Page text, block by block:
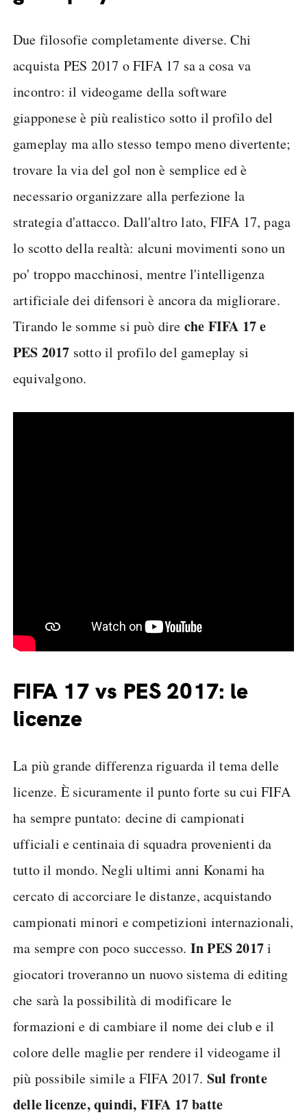
Due filosofie completamente diverse. Chi
acquista PES 2017 o FIFA 17 sa a cosa va
incontro: il videogame della software
giapponese è più realistico sotto il profilo del
gameplay ma allo stesso tempo meno divertente;
trovare la via del gol non è semplice ed è
necessario organizzare alla perfezione la
strategia d'attacco. Dall'altro lato, FIFA 17, paga
lo scotto della realtà: alcuni movimenti sono un
po' troppo macchinosi, mentre l'intelligenza
artificiale dei difensori è ancora da migliorare.
Tirando le somme si può dire che FIFA 17 e
PES 2017 sotto il profilo del gameplay si
equivalgono.
FIFA 17 vs PES 2017: le
licenze
La più grande differenza riguarda il tema delle
licenze. È sicuramente il punto forte su cui FIFA
ha sempre puntato: decine di campionati
ufficiali e centinaia di squadra provenienti da
tutto il mondo. Negli ultimi anni Konami ha
cercato di accorciare le distanze, acquistando
campionati minori e competizioni internazionali,
ma sempre con poco successo. In PES 2017i
giocatori troveranno un nuovo sistema di editing
che sarà la possibilità di modificare le
formazioni e di cambiare il nome dei club e il
colore delle maglie per rendere il videogame il
più possibile simile a FIFA 2017. Sul fronte
delle licenze, quindi, FIFA 17 batte